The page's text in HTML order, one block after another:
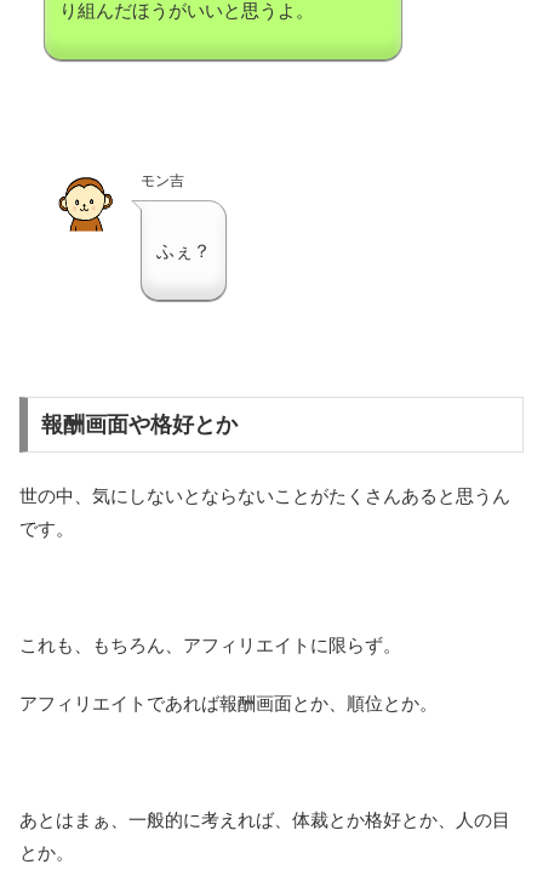
り組んだほうがいいと思うよ。
モン吉
ふぇ？
報酬画面や格好とか
世の中、気にしないとならないことがたくさんあると思うん
です。
これも、もちろん、アフィリエイトに限らず。
アフィリエイトであれば報酬画面とか、順位とか。
あとはまぁ、一般的に考えれば、体裁とか格好とか、人の目
とか。